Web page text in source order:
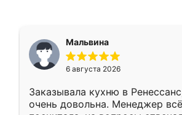
Мальвина
6 августа 2026
Заказывала кухню в
очень довольна. Менеджер